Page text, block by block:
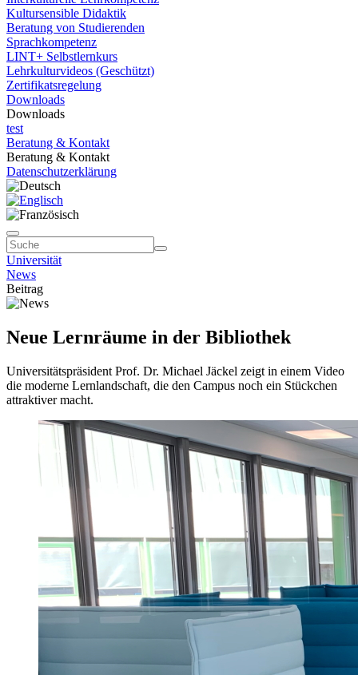
Kultursensible Didaktik
Beratung von Studierenden
Sprachkompetenz
LINT+ Selbstlernkurs
Lehrkulturvideos (Geschützt)
Zertifikatsregelung
Downloads
Downloads
test
Beratung & Kontakt
Beratung & Kontakt
Datenschutzerklärung
Universität
News
Beitrag
Neue Lernräume in der Bibliothek
Universitätspräsident Prof. Dr. Michael Jäckel zeigt in einem Video
die moderne Lernlandschaft, die den Campus noch ein Stückchen
attraktiver macht.